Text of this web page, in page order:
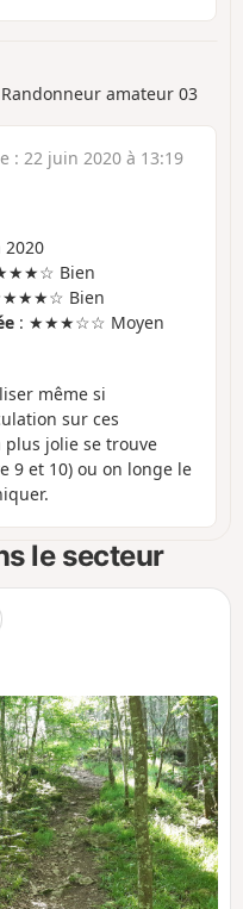
Randonneur amateur 03
: 22 juin 2020 à 13:19
2020
Bien
Bien
: ★★★☆☆ Moyen
même si
sur ces
jolie se trouve
9 et 10) ou on longe le
le secteur